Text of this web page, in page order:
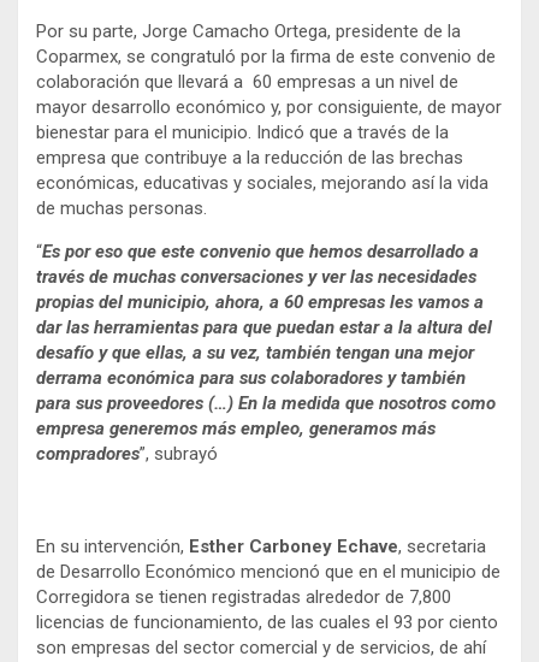
Por su parte, Jorge Camacho Ortega, presidente de la
Coparmex, se congratuló por la firma de este convenio de
colaboración que llevará a 60 empresas a un nivel de
mayor desarrollo económico y, por consiguiente, de mayor
bienestar para el municipio. Indicó que a través de la
empresa que contribuye a la reducción de las brechas
económicas, educativas y sociales, mejorando así la vida
de muchas personas.
“Es por eso que este convenio que hemos desarrollado a
través de muchas conversaciones y ver las necesidades
propias del municipio, ahora, a 60 empresas les vamos a
dar las herramientas para que puedan estar a la altura del
desafío y que ellas, a su vez, también tengan una mejor
derrama económica para sus colaboradores y también
para sus proveedores (…) En la medida que nosotros como
empresa generemos más empleo, generamos más
compradores”, subrayó
En su intervención, Esther Carboney Echave, secretaria
de Desarrollo Económico mencionó que en el municipio de
Corregidora se tienen registradas alrededor de 7,800
licencias de funcionamiento, de las cuales el 93 por ciento
son empresas del sector comercial y de servicios, de ahí